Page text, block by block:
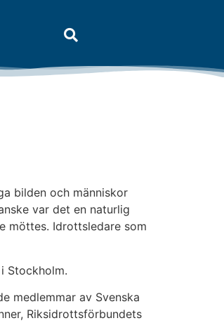
bilden och människor
var det en naturlig
möttes. Idrottsledare som
Stockholm.
medlemmar av Svenska
Riksidrottsförbundets